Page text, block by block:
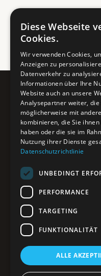
Pure BiH
Authentisches Bosnien &
Ein Teil des BTP Reise-
POIs entdecken
Interaktive Karte
Reiseblog
Reiseinfos & Tipps
Impressum
Datenschutz
Diese Webseite
Cookies.
Wir verwenden Cookies,
Anzeigen zu
Datenverkehr zu
Informationen über Ihre
Website auch an unsere
Analysepartner weiter, die
möglicherweise mit
kombinieren, die Sie
haben oder die sie im
Nutzung ihrer Dienste
Datenschutzrichtlinie
UNBEDINGT
PERFORMANCE
TARGETING
FUNKTIONALITÄT
ALLE